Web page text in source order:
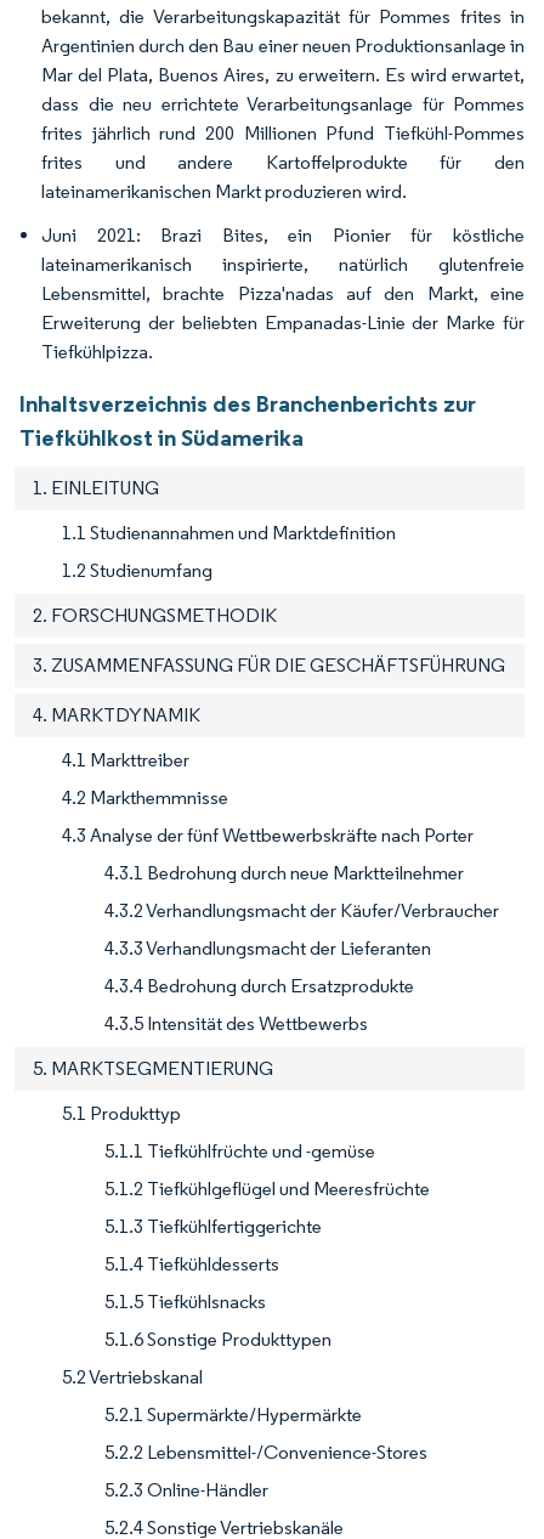
bekannt, die Verarbeitungskapazität für Pommes frites in
Argentinien durch den Bau einer neuen Produktionsanlage in
Mar del Plata, Buenos Aires, zu erweitern. Es wird erwartet,
dass die neu errichtete Verarbeitungsanlage für Pommes
frites jährlich rund 200 Millionen Pfund Tiefkühl-Pommes
frites und andere Kartoffelprodukte für den
lateinamerikanischen Markt produzieren wird.
Juni 2021: Brazi Bites, ein Pionier für köstliche
lateinamerikanisch inspirierte, natürlich glutenfreie
Lebensmittel, brachte Pizza'nadas auf den Markt, eine
Erweiterung der beliebten Empanadas-Linie der Marke für
Tiefkühlpizza.
Inhaltsverzeichnis des Branchenberichts zur
Tiefkühlkost in Südamerika
1. EINLEITUNG
1.1 Studienannahmen und Marktdefinition
1.2 Studienumfang
2. FORSCHUNGSMETHODIK
3. ZUSAMMENFASSUNG FÜR DIE GESCHÄFTSFÜHRUNG
4. MARKTDYNAMIK
4.1 Markttreiber
4.2 Markthemmnisse
4.3 Analyse der fünf Wettbewerbskräfte nach Porter
4.3.1 Bedrohung durch neue Marktteilnehmer
4.3.2 Verhandlungsmacht der Käufer/Verbraucher
4.3.3 Verhandlungsmacht der Lieferanten
4.3.4 Bedrohung durch Ersatzprodukte
4.3.5 Intensität des Wettbewerbs
5. MARKTSEGMENTIERUNG
5.1 Produkttyp
5.1.1 Tiefkühlfrüchte und -gemüse
5.1.2 Tiefkühlgeflügel und Meeresfrüchte
5.1.3 Tiefkühlfertiggerichte
5.1.4 Tiefkühldesserts
5.1.5 Tiefkühlsnacks
5.1.6 Sonstige Produkttypen
5.2 Vertriebskanal
5.2.1 Supermärkte/Hypermärkte
5.2.2 Lebensmittel-/Convenience-Stores
5.2.3 Online-Händler
5.2.4 Sonstige Vertriebskanäle